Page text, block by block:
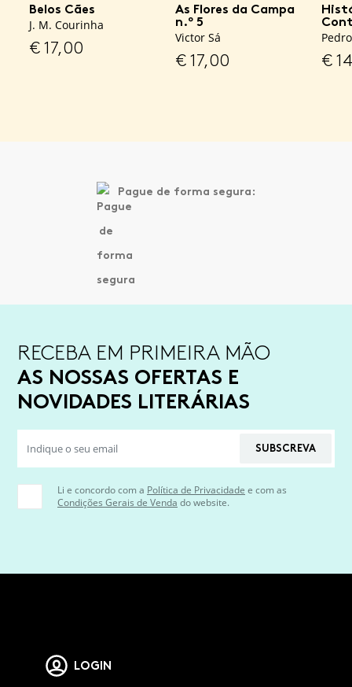
Belos Cães
J. M. Courinha
€17,00
As Flores da Campa
n.º 5
Victor Sá
€17,00 €
Pague de forma segura:
RECEBA EM PRIMEIRA MÃO
AS NOSSAS OFERTAS E
NOVIDADES LITERÁRIAS
SUBSCREVA
Li e concordo com a Política de Privacidade e com as
Condições Gerais de Venda do website.
LOGIN